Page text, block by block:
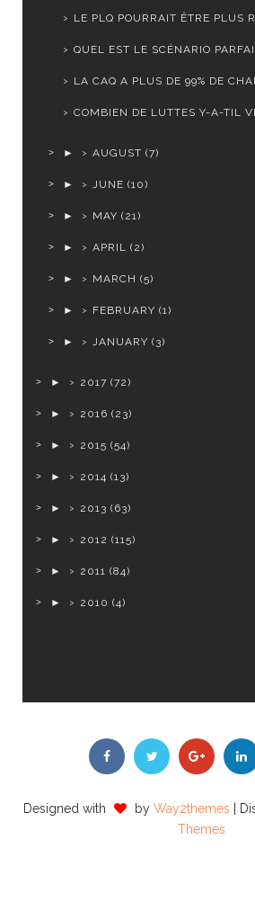
LE PLQ POURRAIT ÊTRE PLUS
QUEL EST LE SCÉNARIO
LA CAQ A PLUS DE 99% DE
COMBIEN DE LUTTES Y-A-TIL
► AUGUST (7)
► JUNE (10)
► MAY (21)
► APRIL (2)
► MARCH (5)
► FEBRUARY (1)
► JANUARY (3)
► 2017 (72)
► 2016 (23)
► 2015 (54)
► 2014 (13)
► 2013 (63)
► 2012 (115)
► 2011 (84)
► 2010 (4)
Designed with by Way2themes |
Themes